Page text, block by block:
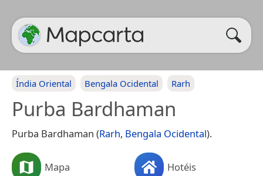
Índia Oriental Bengala Ocidental Rarh
Purba Bardhaman
Purba Bardhaman (Rarh, Bengala Ocidental).
Mapa Hotéis